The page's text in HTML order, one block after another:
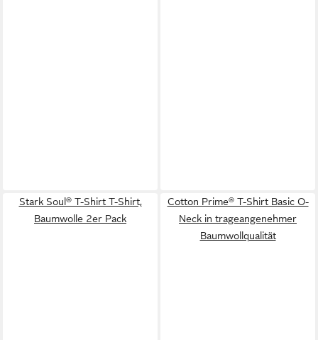
Stark Soul® T-Shirt T-Shirt,
Baumwolle 2er Pack
Cotton Prime® T-Shirt Basic O-
Neck in trageangenehmer
Baumwollqualität